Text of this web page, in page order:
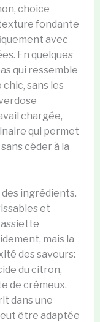
choice
fondante
avec
En quelques
qui ressemble
sans les
chargée,
qui permet
céder à la
des ingrédients.
et
mais la
des saveurs:
du citron,
de crémeux.
dans une
être adaptée